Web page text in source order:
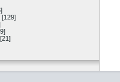
[129]
[21]